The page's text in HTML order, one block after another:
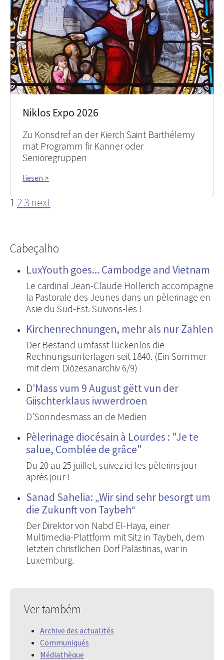
Niklos Expo 2026
Zu Konsdref an der Kierch Saint Barthélemy
mat Programm fir Kanner oder
Senioregruppen
liesen >
1 23 next
Cabeçalho
LuxYouth goes... Cambodge and Vietnam
Le cardinal Jean-Claude Hollerich accompagne
la Pastorale des Jeunes dans un pèlerinage en
Asie du Sud-Est. Suivons-les !
Kirchenrechnungen, mehr als nur Zahlen
Der Bestand umfasst lückenlos die
Rechnungsunterlagen seit 1840. (Ein Sommer
mit dem Diözesanarchiv 6/9)
D’Mass vum 9 August gëtt vun der
Giischterklaus iwwerdroen
D'Sonndesmass an de Medien
Pèlerinage diocésain à Lourdes : "Je te
salue, Comblée de grâce"
Du 20 au 25 juillet, suivez ici les pèlerins jour
après jour !
Sanad Sahelia: „Wir sind sehr besorgt um
die Zukunft von Taybeh“
Der Direktor von Nabd El-Haya, einer
Multimedia-Plattform mit Sitz in Taybeh, dem
letzten christlichen Dorf Palästinas, war in
Luxemburg.
Ver também
Archive des actualités
Communiqués
Médiathèque